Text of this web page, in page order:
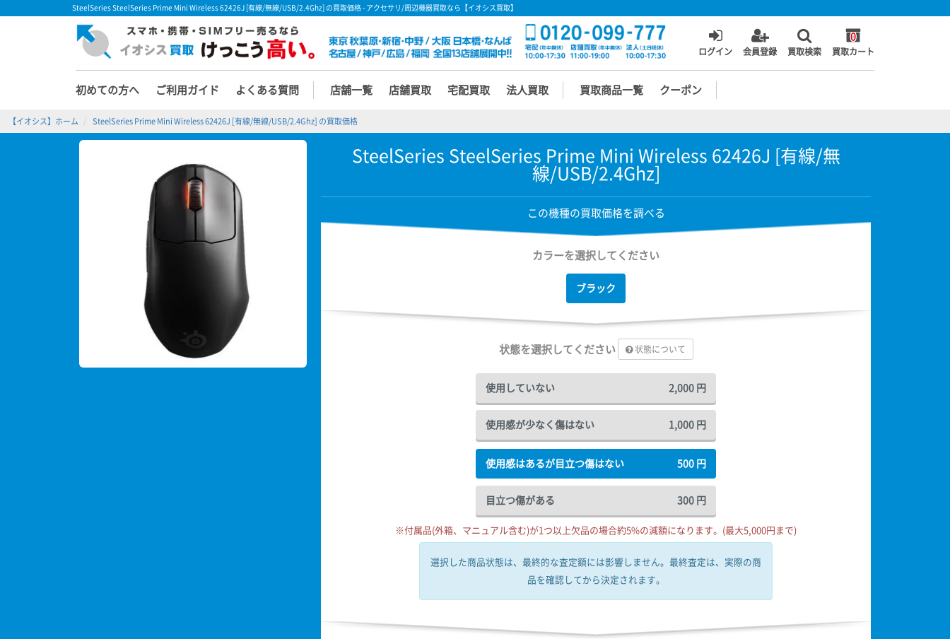
SteelSeries SteelSeries Prime Mini Wireless 62426J [有線/無線/USB/2.4Ghz] の買取価格 - アクセサリ/周辺機器買取なら【イオシス買取】
ログイン 会員登録 買取検索
0
買取カート
初めての方へ ご利用ガイド よくある質問 店舗一覧 店舗買取 宅配買取 法人買取 買取商品一覧 クーポン
【イオシス】ホーム SteelSeries Prime Mini Wireless 62426J [有線/無線/USB/2.4Ghz] の買取価格
SteelSeries SteelSeries Prime Mini Wireless 62426J [有線/無
線/USB/2.4Ghz]
この機種の買取価格を調べる
カラーを選択してください
ブラック
状態を選択してください 状態について
使用していない 2,000 円
使用感が少なく傷はない 1,000 円
使用感はあるが目立つ傷はない 500 円
目立つ傷がある 300 円
※付属品(外箱、マニュアル含む)が1つ以上欠品の場合約5%の減額になります。(最大5,000円まで)
選択した商品状態は、最終的な査定額には影響しません。 最終査定は、実際の商
品を確認してから決定されます。